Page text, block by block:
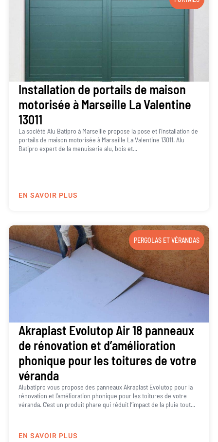
Installation de portails de maison
motorisée à Marseille La Valentine
13011
La société Alu Batipro à Marseille propose la pose et l’installation de
portails de maison motorisée à Marseille La Valentine 13011. Alu
Batipro expert de la menuiserie alu, bois et...
EN SAVOIR PLUS
PERGOLAS ET VÉRANDAS
Akraplast Evolutop Air 18 panneaux
de rénovation et d’amélioration
phonique pour les toitures de votre
véranda
Alubatipro vous propose des panneaux Akraplast Evolutop pour la
rénovation et l’amélioration phonique pour les toitures de votre
véranda. C’est un produit phare qui réduit l’impact de la pluie tout...
EN SAVOIR PLUS